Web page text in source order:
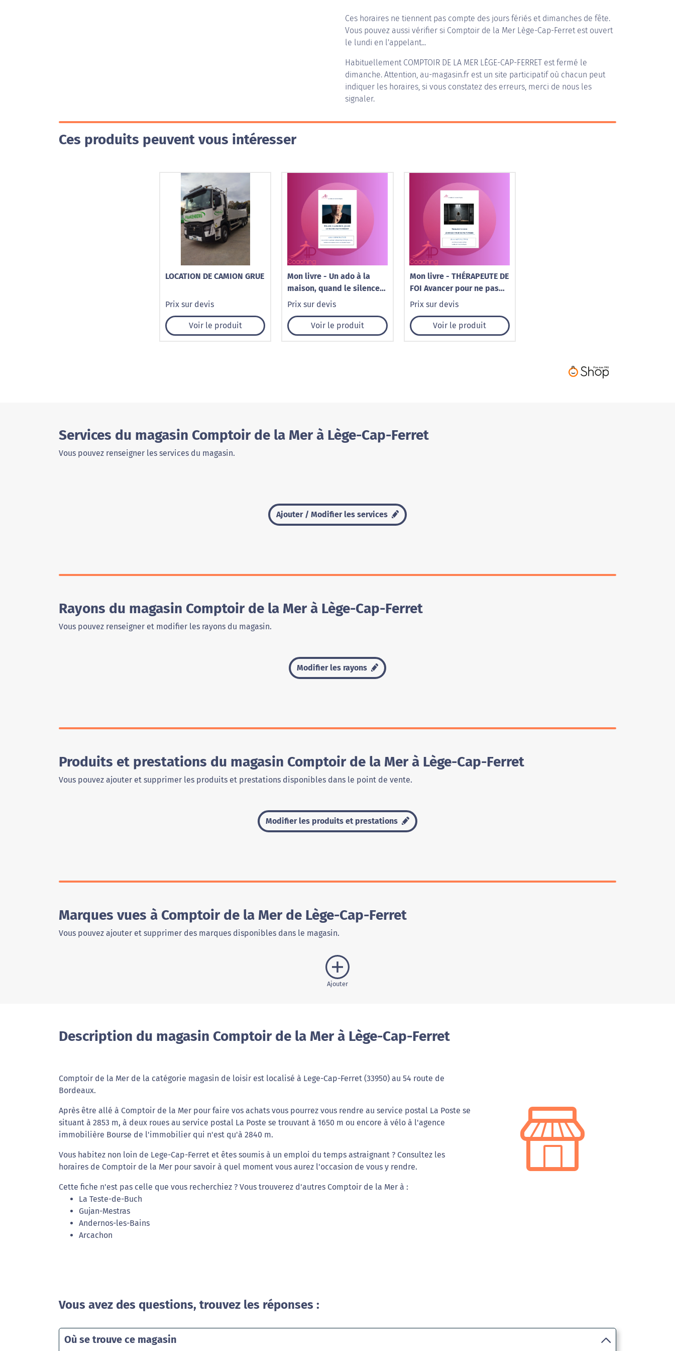
Ces horaires ne tiennent pas compte des jours fériés et dimanches de fête.
Vous pouvez aussi vérifier si Comptoir de la Mer Lège-Cap-Ferret est ouvert
le lundi en l'appelant...
Habituellement COMPTOIR DE LA MER LÈGE-CAP-FERRET est fermé le
dimanche. Attention, au-magasin.fr est un site participatif où chacun peut
indiquer les horaires, si vous constatez des erreurs, merci de nous les
signaler.
Ces produits peuvent vous intéresser
LOCATION DE CAMION GRUE
Prix sur devis
Voir le produit
Mon livre - Un ado à la
maison, quand le silence
fait du bruit
Prix sur devis
Voir le produit
Mon livre - THÉRAPEUTE DE
FOI Avancer pour ne pas
tomber
Prix sur devis
Voir le produit
Services du magasin Comptoir de la Mer à Lège-Cap-Ferret
Vous pouvez renseigner les services du magasin.
Ajouter / Modifier les services
Rayons du magasin Comptoir de la Mer à Lège-Cap-Ferret
Vous pouvez renseigner et modifier les rayons du magasin.
Modifier les rayons
Produits et prestations du magasin Comptoir de la Mer à Lège-Cap-Ferret
Vous pouvez ajouter et supprimer les produits et prestations disponibles dans le point de vente.
Modifier les produits et prestations
Marques vues à Comptoir de la Mer de Lège-Cap-Ferret
Vous pouvez ajouter et supprimer des marques disponibles dans le magasin.
Ajouter
Description du magasin Comptoir de la Mer à Lège-Cap-Ferret
Comptoir de la Mer de la catégorie magasin de loisir est localisé à Lege-Cap-Ferret (33950) au 54 route de
Bordeaux.
Après être allé à Comptoir de la Mer pour faire vos achats vous pourrez vous rendre au service postal La Poste se
situant à 2853 m, à deux roues au service postal La Poste se trouvant à 1650 m ou encore à vélo à l'agence
immobilière Bourse de l'immobilier qui n'est qu'à 2840 m.
Vous habitez non loin de Lege-Cap-Ferret et êtes soumis à un emploi du temps astraignant ? Consultez les
horaires de Comptoir de la Mer pour savoir à quel moment vous aurez l'occasion de vous y rendre.
Cette fiche n'est pas celle que vous recherchiez ? Vous trouverez d'autres Comptoir de la Mer à :
La Teste-de-Buch
Gujan-Mestras
Andernos-les-Bains
Arcachon
Vous avez des questions, trouvez les réponses :
Où se trouve ce magasin